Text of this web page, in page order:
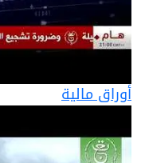
أوراق مالية